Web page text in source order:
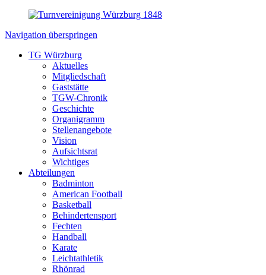
Navigation überspringen
TG Würzburg
Aktuelles
Mitgliedschaft
Gaststätte
TGW-Chronik
Geschichte
Organigramm
Stellenangebote
Vision
Aufsichtsrat
Wichtiges
Abteilungen
Badminton
American Football
Basketball
Behindertensport
Fechten
Handball
Karate
Leichtathletik
Rhönrad